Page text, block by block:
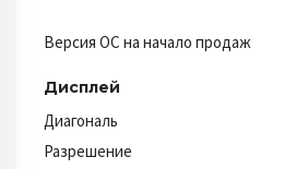
Версия ОС на начало продаж
Дисплей
Диагональ
Разрешение